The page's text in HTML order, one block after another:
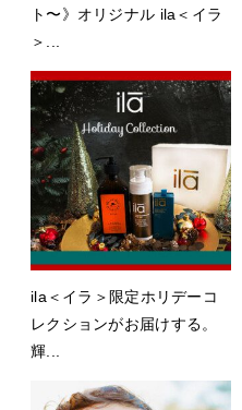
ト〜》オリジナル ila＜イラ
＞...
ila＜イラ＞限定ホリデーコ
レクションがお届けする。
輝...